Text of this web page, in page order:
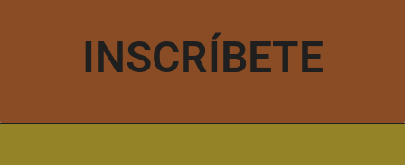
INSCRÍBETE